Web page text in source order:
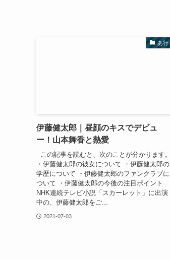
あ行
伊藤健太郎｜昼顔のキスでデビュ
ー！山本舞香と熱愛
この記事を読むと、次のことが分かります。
・伊藤健太郎の彼女について ・伊藤健太郎の
学歴について ・伊藤健太郎のファンクラブに
ついて ・伊藤健太郎の今後の注目ポイント
NHK連続テレビ小説「スカーレット」に出演
中の、伊藤健太郎をご...
2021-07-03